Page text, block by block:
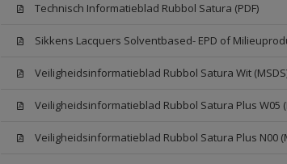
Technisch Informatieblad Rubbol Satura (PDF)
Sikkens Lacquers Solventbased- EPD of
Veiligheidsinformatieblad Rubbol Satura Wit
Veiligheidsinformatieblad Rubbol Satura Plus W05
Veiligheidsinformatieblad Rubbol Satura Plus N00